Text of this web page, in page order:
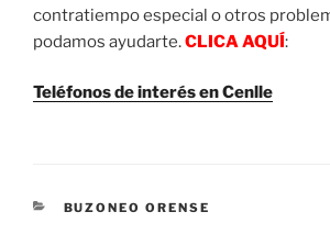
contratiempo especial o otros
podamos ayudarte.CLICA AQUÍ:
Teléfonos de interés en Cenlle
CATEGORIES
BUZONEO ORENSE